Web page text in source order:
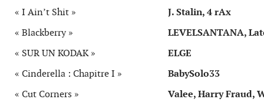
« I Ain’t Shit »
J. Stalin, 4 rAx
« Blackberry »
LEVELSANTANA,
« SUR UN KODAK »
ELGE
« Cinderella : Chapitre I »
BabySolo33
« Cut Corners »
Valee, Harry Fraud,